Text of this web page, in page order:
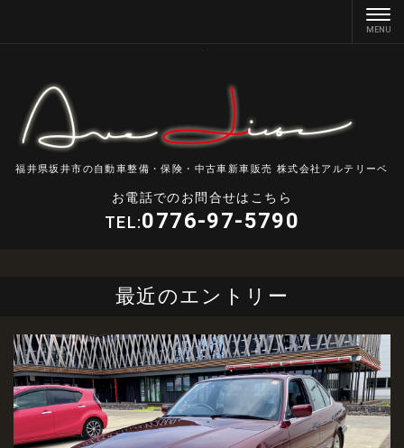
福井県坂井市の自動車整備・保険・中古車新車販売 株式会社アルテリーベ
お電話でのお問合せはこちら
TEL:0776-97-5790
最近のエントリー